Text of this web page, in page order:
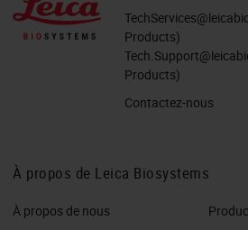
Products)
Products)
Contactez-nous
À propos de Leica Biosystems
À propos de nous